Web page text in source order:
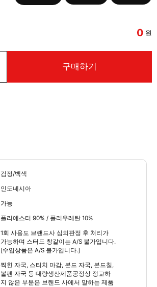
0 원
구매하기
검정/백색
인도네시아
가능
폴리에스터 90% / 폴리우레탄 10%
1회 사용도 브랜드사 심의판정 후 처리가
가능하며 스터드 창갈이는 A/S 불가입니다.
[수입상품은 A/S 불가입니다.]
찍힌 자국, 스티치 마감, 본드 자국, 본드칠,
볼펜 자국 등 대량생산제품공정상 정교하
지 않은 부분은 브랜드 사에서 말하는 제품